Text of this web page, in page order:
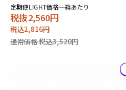
定期便LIGHT価格一箱あたり
税抜2,560円
税込2,816円
通常価格 税込3,520円